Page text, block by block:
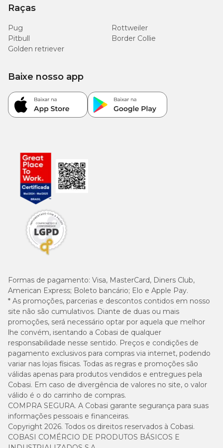
Raças
Pug
Rottweiler
Pitbull
Border Collie
Golden retriever
Formas de pagamento: Visa, MasterCard, Diners Club,
American Express; Boleto bancário; Elo e Apple Pay.
* As promoções, parcerias e descontos contidos em nosso
site não são cumulativos. Diante de duas ou mais
promoções, será necessário optar por aquela que melhor
lhe convém, isentando a Cobasi de qualquer
responsabilidade nesse sentido. Preços e condições de
pagamento exclusivos para compras via internet, podendo
variar nas lojas físicas. Todas as regras e promoções são
válidas apenas para produtos vendidos e entregues pela
Cobasi. Em caso de divergência de valores no site, o valor
válido é o do carrinho de compras.
COMPRA SEGURA. A Cobasi garante segurança para suas
informações pessoais e financeiras.
Copyright 2026. Todos os direitos reservados à Cobasi.
COBASI COMÉRCIO DE PRODUTOS BÁSICOS E
Baixe nosso app